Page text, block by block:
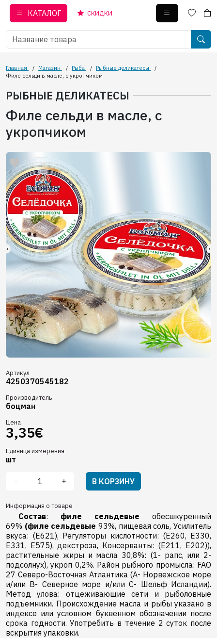
КАТАЛОГ СКИДКИ
Главная / Магазин / Рыба / Рыбные деликатесы
/
Филе сельди в масле, с укропчиком
РЫБНЫЕ ДЕЛИКАТЕСЫ
Филе сельди в масле, с
укропчиком
Артикул
4250370545182
Производитель
боцман
Цена
3,35€
Единица измерения
шт
В КОРЗИНУ
Информация о товаре
Состав: филе cельдевые обесшкуренный
69% (филе cельдевые93%, пищевая соль, Усилитель
вкуса: (E621), Регуляторы кислотности: (E260, E330,
E331, E575), декстроза, Консерванты: (E211, E202)),
растительные жиры и масла 30,8%: (1- рапс, или 2-
подсолнух), укроп 0,2%. Район рыбного промысла: FAO
27 Северо-Восточная Атлантика (A- Норвежское море
и/или B- Северное море и/или C- Шельф Исландии).
Метод улова: отцеживающие сети и рыболовные
подъемники. Происхождение масла и рыбы указано в
индексе или условном буквенном обозначении после
срока годности. Употребить в течение 2 суток после
вскрытия упаковки.